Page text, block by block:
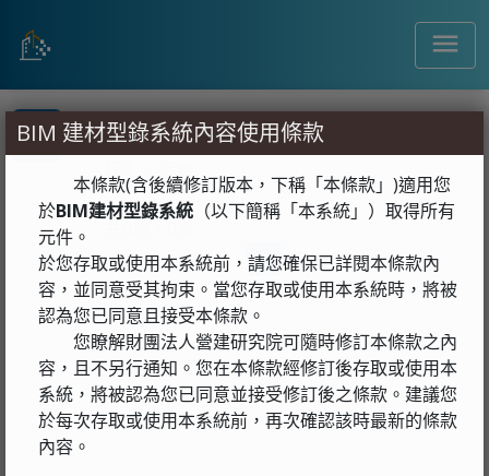
menu
menu
search
活動列表
< 第一頁 1 最後一頁 >
BIM 建材型錄系統內容使用條款
本條款(含後續修訂版本，下稱「本條款」)適用您
於BIM建材型錄系統 （以下簡稱「本系統」）取得所有
元件。
於您存取或使用本系統前，請您確保已詳閱本條款內
容，並同意受其拘束。當您存取或使用本系統時，將被
認為您已同意且接受本條款。
您瞭解財團法人營建研究院可隨時修訂本條款之內
容，且不另行通知。您在本條款經修訂後存取或使用本
系統，將被認為您已同意並接受修訂後之條款。建議您
於每次存取或使用本系統前，再次確認該時最新的條款
內容。